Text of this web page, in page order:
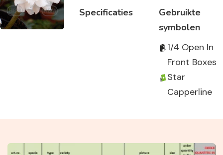
Specificaties
Gebruikte
symbolen
1/4 Open In
Front Boxes
Star
Capperline